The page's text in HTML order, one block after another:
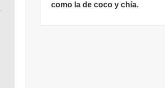
como la de coco y chía.